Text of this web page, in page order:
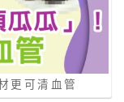
更可清血管